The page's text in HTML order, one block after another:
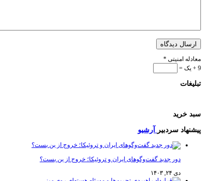
ارسال دیدگاه
معادله امنیتی *
9 + یک =
تبلیغات
سبد خرید
پیشنهاد سردبیر
آرشیو
دور جدید گفت‌وگوهای ایران و تروئیکا؛ خروج از بن بست؟
دی ۲۴, ۱۴۰۳